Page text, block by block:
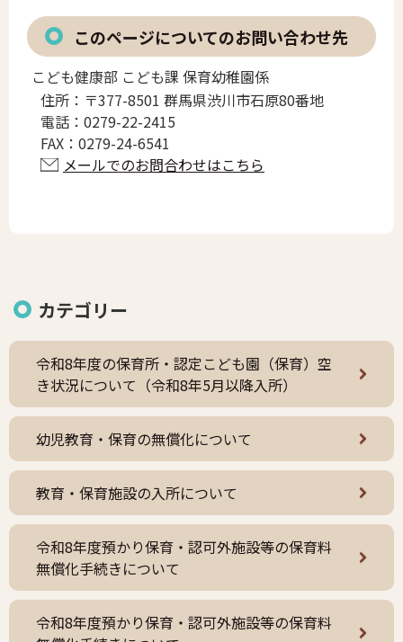
このページについてのお問い合わせ先
こども健康部 こども課 保育幼稚園係
住所： 〒377-8501 群馬県渋川市石原80番地
電話： 0279-22-2415
FAX： 0279-24-6541
メールでのお問合わせはこちら
カテゴリー
令和8年度の保育所・認定こども園（保育）空
き状況について（令和8年5月以降入所）
幼児教育・保育の無償化について
教育・保育施設の入所について
令和8年度預かり保育・認可外施設等の保育料
無償化手続きについて
令和8年度預かり保育・認可外施設等の保育料